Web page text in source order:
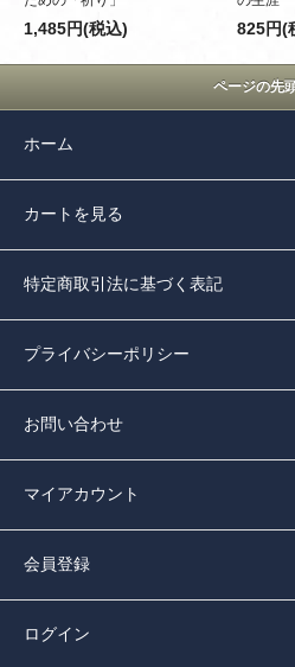
1,485円(税込) 825円(
ページの先
ホーム
カートを見る
特定商取引法に基づく表記
プライバシーポリシー
お問い合わせ
マイアカウント
会員登録
ログイン